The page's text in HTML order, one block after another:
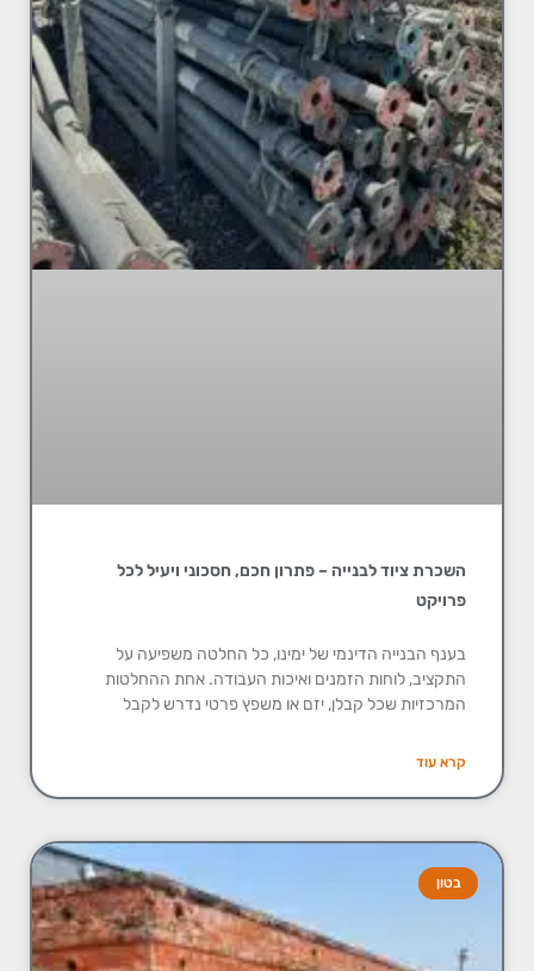
השכרת ציוד לבנייה – פתרון חכם, חסכוני ויעיל לכל
פרויקט
בענף הבנייה הדינמי של ימינו, כל החלטה משפיעה על
התקציב, לוחות הזמנים ואיכות העבודה. אחת ההחלטות
המרכזיות שכל קבלן, יזם או משפץ פרטי נדרש לקבל
קרא עוד
בטון